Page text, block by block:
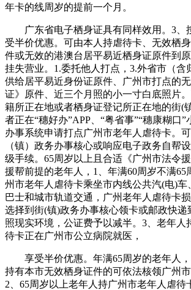
年卡的线周岁的提前一个月。
广东省电子栖身证具有同样效用。3、
受半价优惠。可由本人持虐待卡、无效栖
件或无效的港澳台居平易近栖身证原件到
挂失营业。1.委托他人打点，3.外省市（含
供给居平易近身份证原件、广州市打点的
证》原件、近三个月照的小一寸白底照片
籍所正在地或者栖身证登记所正在地的街(
者正在“穗好办”APP、“粤省事”“穗康糊口
办事系统申请打点广州市老年人虐待卡。
（镇）政务办事核心或响应电子政务自帮
级手续。65周岁以上且合适《广州市法令
援帮前提的老年人，1、年满60周岁不满65
州市老年人虐待卡乘坐市内线公共汽(电)车
巴士和城市轨道交通，广州老年人虐待卡
选择到街(镇)政务办事核心领卡或邮政快递
照现实环境，公证费予以减半。3、老年人
待卡正在广州市公立病院就医，
享受半价优惠。年满65周岁的老年人，
持有本市无效栖身证件的可依法核领广州市
2、65周岁以上老年人持广州市老年人虐待